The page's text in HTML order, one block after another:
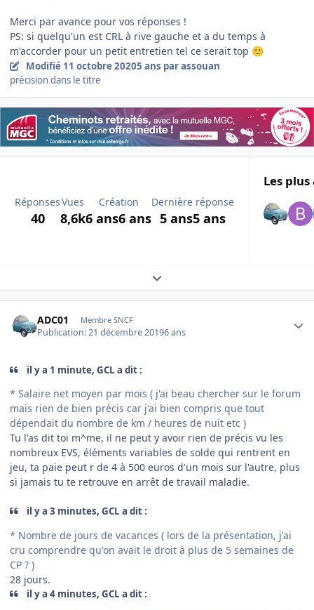
Merci par avance pour vos réponses !
PS: si quelqu'un est CRL à rive gauche et a du temps à
m'accorder pour un petit entretien tel ce serait top 🙂
Modifié 11 octobre 20205 ans par assouan
précision dans le titre
Réponses
40
Vues
8,6k
Création
6 ans6 ans
Dernière réponse
5 ans5 ans
Les
Expand topic overview
ADC01 Membre SNCF
Publication:21 décembre 20196 ans
il y a 1 minute, GCL a dit :
* Salaire net moyen par mois ( j'ai beau chercher sur le forum
mais rien de bien précis car j'ai bien compris que tout
dépendait du nombre de km / heures de nuit etc )
Tu l'as dit toi m^me, il ne peut y avoir rien de précis vu les
nombreux EVS, éléments variables de solde qui rentrent en
jeu, ta paie peut r de 4 à 500 euros d'un mois sur l'autre, plus
si jamais tu te retrouve en arrêt de travail maladie.
il y a 3 minutes, GCL a dit :
* Nombre de jours de vacances ( lors de la présentation, j'ai
cru comprendre qu'on avait le droit à plus de 5 semaines de
CP ? )
28 jours.
il y a 4 minutes, GCL a dit :